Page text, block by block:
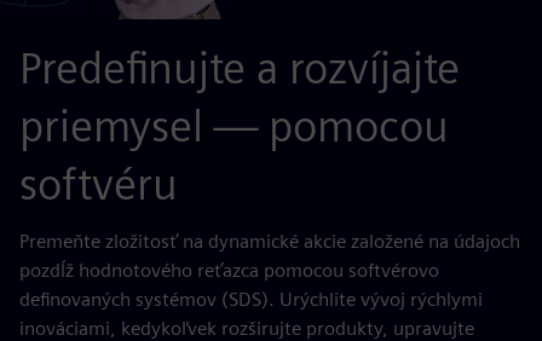
Predefinujte a rozvíjajte
priemysel — pomocou
softvéru
Premeňte zložitosť na dynamické akcie založené na údajoch
pozdĺž hodnotového reťazca pomocou softvérovo
definovaných systémov (SDS). Urýchlite vývoj rýchlymi
inováciami, kedykoľvek rozširujte produkty, upravujte